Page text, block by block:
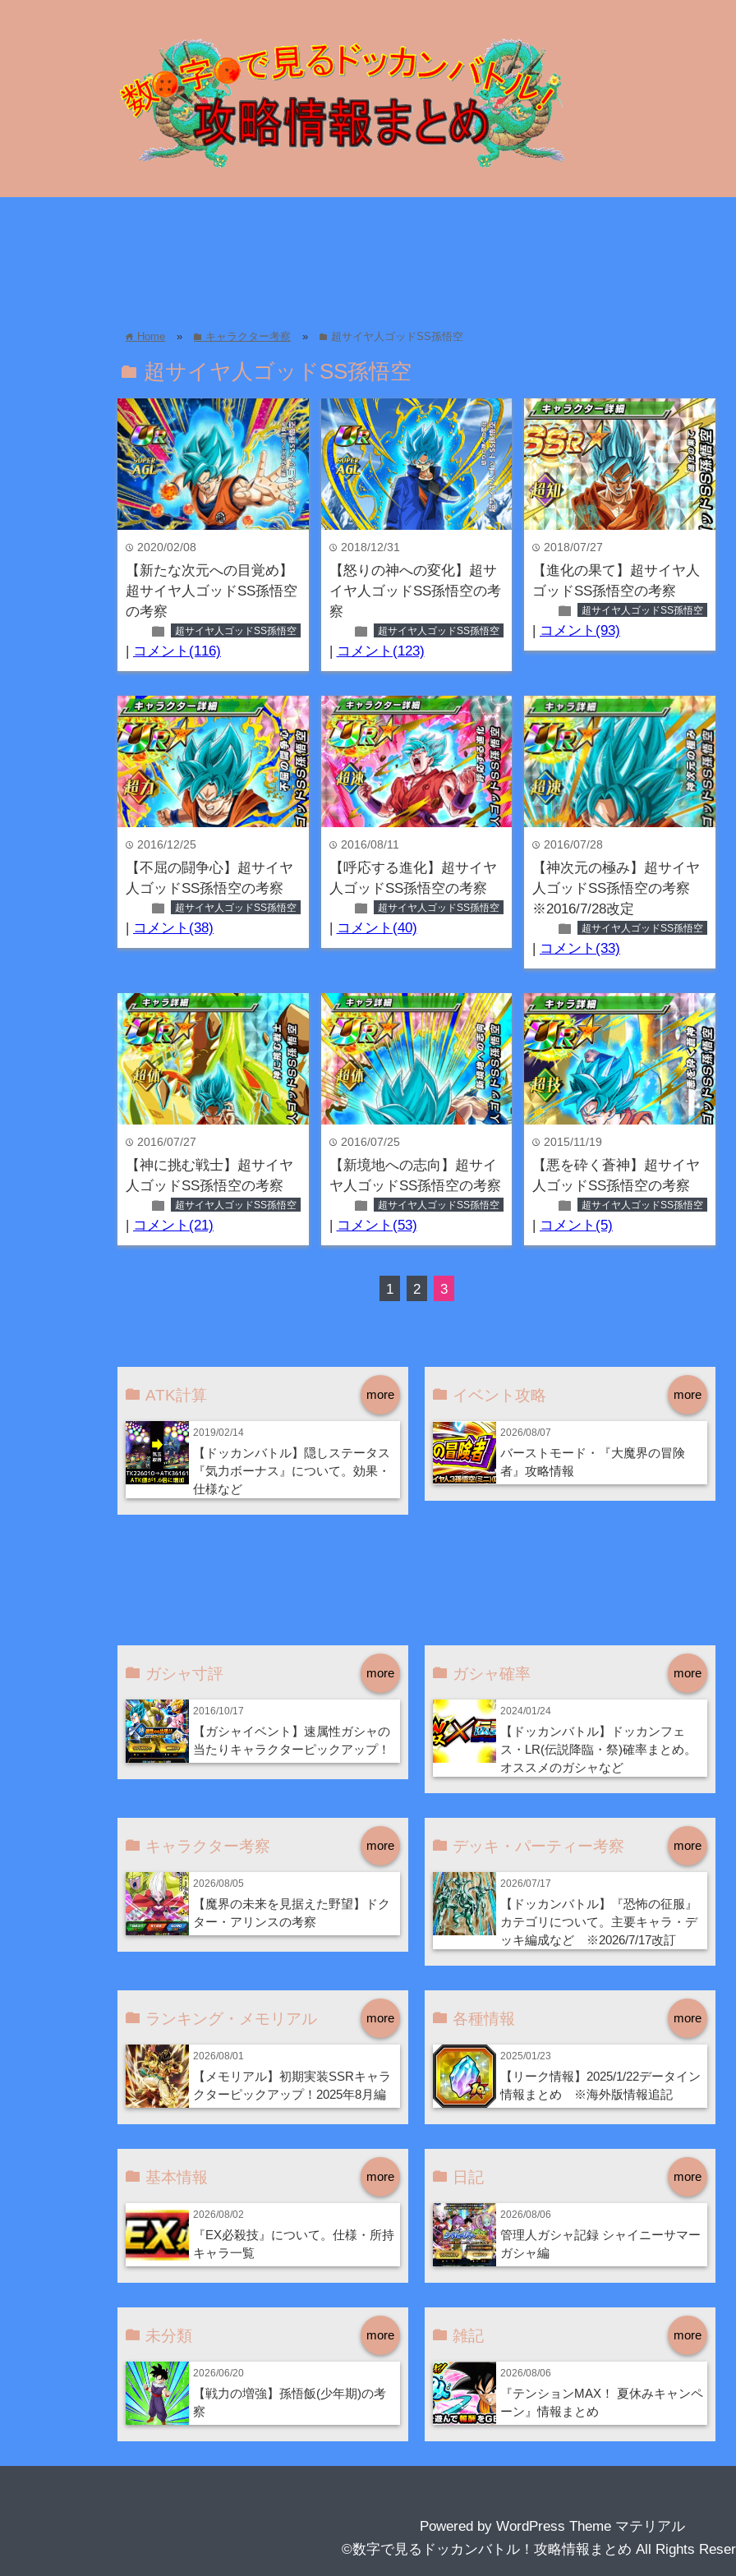
home Home » folder キャラクター考察 » folder 超サイヤ人ゴッドSS孫悟空
folder 超サイヤ人ゴッドSS孫悟空
time 2020/02/08
【新たな次元への目覚め】
超サイヤ人ゴッドSS孫悟空
の考察
folder 超サイヤ人ゴッドSS孫悟空
| コメント(116)
time 2018/12/31
【怒りの神への変化】超サ
イヤ人ゴッドSS孫悟空の考
察
folder 超サイヤ人ゴッドSS孫悟空
| コメント(123)
time 2018/07/27
【進化の果て】超サイヤ人
ゴッドSS孫悟空の考察
folder 超サイヤ人ゴッドSS孫悟空
| コメント(93)
time 2016/12/25
【不屈の闘争心】超サイヤ
人ゴッドSS孫悟空の考察
folder 超サイヤ人ゴッドSS孫悟空
| コメント(38)
time 2016/08/11
【呼応する進化】超サイヤ
人ゴッドSS孫悟空の考察
folder 超サイヤ人ゴッドSS孫悟空
| コメント(40)
time 2016/07/28
【神次元の極み】超サイヤ
人ゴッドSS孫悟空の考察
※2016/7/28改定
folder 超サイヤ人ゴッドSS孫悟空
| コメント(33)
time 2016/07/27
【神に挑む戦士】超サイヤ
人ゴッドSS孫悟空の考察
folder 超サイヤ人ゴッドSS孫悟空
| コメント(21)
time 2016/07/25
【新境地への志向】超サイ
ヤ人ゴッドSS孫悟空の考察
folder 超サイヤ人ゴッドSS孫悟空
| コメント(53)
time 2015/11/19
【悪を砕く蒼神】超サイヤ
人ゴッドSS孫悟空の考察
folder 超サイヤ人ゴッドSS孫悟空
| コメント(5)
1 2 3
more
ATK計算
2019/02/14
【ドッカンバトル】隠しステータス
『気力ボーナス』について。効果・
仕様など
more
イベント攻略
2026/08/07
バーストモード・『大魔界の冒険
者』攻略情報
more
ガシャ寸評
2016/10/17
【ガシャイベント】速属性ガシャの
当たりキャラクターピックアップ！
more
ガシャ確率
2024/01/24
【ドッカンバトル】ドッカンフェ
ス・LR(伝説降臨・祭)確率まとめ。
オススメのガシャなど
more
キャラクター考察
2026/08/05
【魔界の未来を見据えた野望】ドク
ター・アリンスの考察
more
デッキ・パーティー考察
2026/07/17
【ドッカンバトル】『恐怖の征服』
カテゴリについて。主要キャラ・デ
ッキ編成など ※2026/7/17改訂
more
ランキング・メモリアル
2026/08/01
【メモリアル】初期実装SSRキャラ
クターピックアップ！2025年8月編
more
各種情報
2025/01/23
【リーク情報】2025/1/22データイン
情報まとめ ※海外版情報追記
more
基本情報
2026/08/02
『EX必殺技』について。仕様・所持
キャラ一覧
more
日記
2026/08/06
管理人ガシャ記録 シャイニーサマー
ガシャ編
more
未分類
2026/06/20
【戦力の増強】孫悟飯(少年期)の考
察
more
雑記
2026/08/06
『テンションMAX！ 夏休みキャンペ
ーン』情報まとめ
Powered by WordPress Theme マテリアル
©数字で見るドッカンバトル！攻略情報まとめ All Rights